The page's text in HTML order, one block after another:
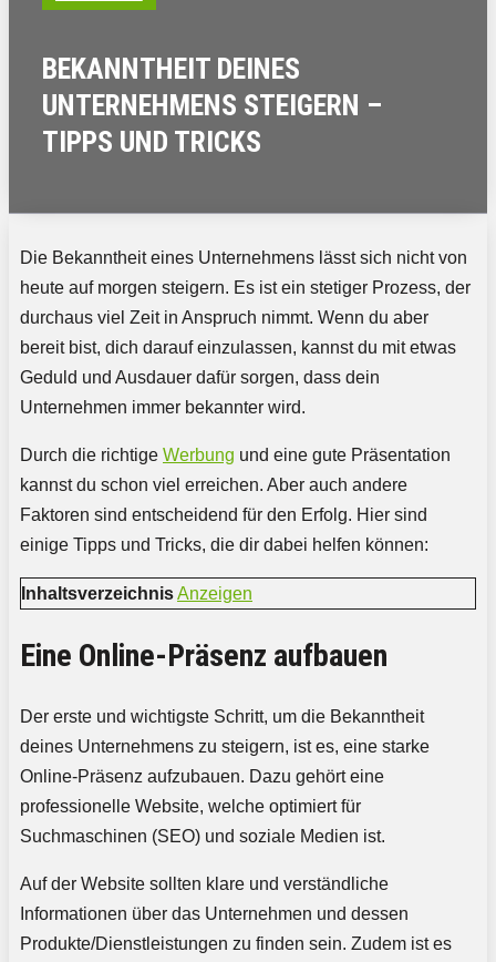
BEKANNTHEIT DEINES
UNTERNEHMENS STEIGERN –
TIPPS UND TRICKS
Die Bekanntheit eines Unternehmens lässt sich nicht von
heute auf morgen steigern. Es ist ein stetiger Prozess, der
durchaus viel Zeit in Anspruch nimmt. Wenn du aber
bereit bist, dich darauf einzulassen, kannst du mit etwas
Geduld und Ausdauer dafür sorgen, dass dein
Unternehmen immer bekannter wird.
Durch die richtige Werbung und eine gute Präsentation
kannst du schon viel erreichen. Aber auch andere
Faktoren sind entscheidend für den Erfolg. Hier sind
einige Tipps und Tricks, die dir dabei helfen können:
InhaltsverzeichnisAnzeigen
Eine Online-Präsenz aufbauen
Der erste und wichtigste Schritt, um die Bekanntheit
deines Unternehmens zu steigern, ist es, eine starke
Online-Präsenz aufzubauen. Dazu gehört eine
professionelle Website, welche optimiert für
Suchmaschinen (SEO) und soziale Medien ist.
Auf der Website sollten klare und verständliche
Informationen über das Unternehmen und dessen
Produkte/Dienstleistungen zu finden sein. Zudem ist es